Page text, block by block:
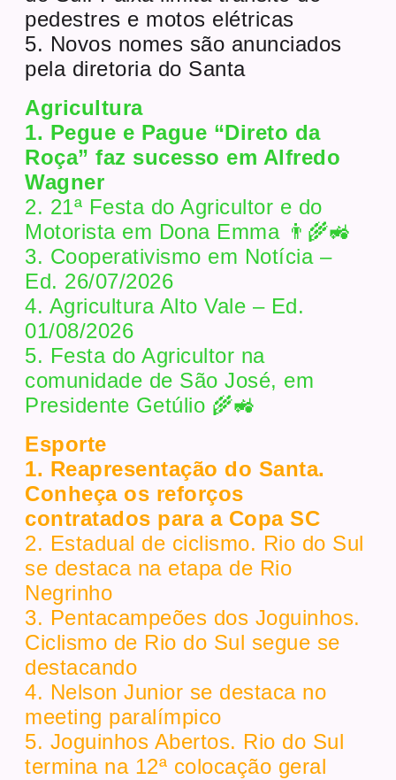
pedestres e motos elétricas
5. Novos nomes são anunciados
pela diretoria do Santa
Agricultura
1. Pegue e Pague “Direto da
Roça” faz sucesso em Alfredo
Wagner
2. 21ª Festa do Agricultor e do
Motorista em Dona Emma 👨‍🌾🚜
3. Cooperativismo em Notícia –
Ed. 26/07/2026
4. Agricultura Alto Vale – Ed.
01/08/2026
5. Festa do Agricultor na
comunidade de São José, em
Presidente Getúlio 🌾🚜
Esporte
1. Reapresentação do Santa.
Conheça os reforços
contratados para a Copa SC
2. Estadual de ciclismo. Rio do Sul
se destaca na etapa de Rio
Negrinho
3. Pentacampeões dos Joguinhos.
Ciclismo de Rio do Sul segue se
destacando
4. Nelson Junior se destaca no
meeting paralímpico
5. Joguinhos Abertos. Rio do Sul
termina na 12ª colocação geral